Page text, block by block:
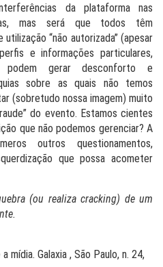
da plataforma nas
mas será que todos têm
“não autorizada” (apesar
e informações particulares,
gerar desconforto e
sobre as quais não temos
(sobretudo nossa imagem) muito
do evento. Estamos cientes
que não podemos gerenciar? A
outros questionamentos,
que possa acometer
(ou realiza cracking) de um
mídia. Galaxia , São Paulo, n. 24,